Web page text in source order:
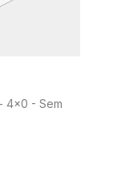
4x0 - Sem